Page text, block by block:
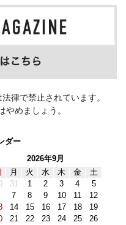
律で禁止されています。
やめましょう。
ダー
2026年9月
月 火 水 木 金
土
31 1 2 3 4
5
7 8 9 10 11
12
14 15 16 17 18
19
21 22 23 24 25
26